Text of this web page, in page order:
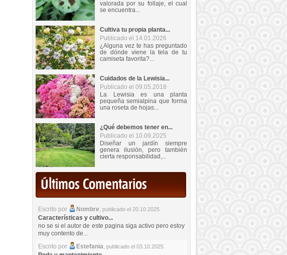
valorada por su follaje, el cual
se encuentra...
Cultiva tu propia planta...
Publicado el 14.01.2026
¿Alguna vez te has preguntado
de dónde viene la tela de tu
camiseta favorita?...
Cuidados de la Lewisia...
Publicado el 09.05.2018
La Lewisia es una planta
pequeña semialpina que forma
una roseta de hojas...
¿Qué debemos tener en...
Publicado el 10.09.2025
Diseñar un jardín siempre
genera ilusión, pero también
cierta responsabilidad,...
Últimos Comentarios
Escrito por Nombre, publicado el 20.10.2025
Características y cultivo...
no se si el autor de este pagina siga activo pero estoy
muy contento de...
Escrito por
Estefania, publicado el 03.10.2025